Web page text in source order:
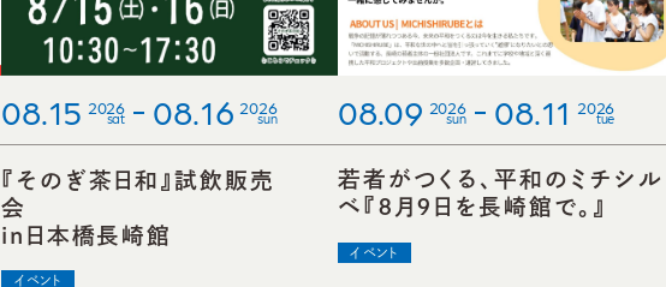
08.15 2026
sat 08.16 2026
sun
『そのぎ茶日和』試飲販売
会
in日本橋長崎館
イベント
08.09 2026
sun 08.11 2026
tue
若者がつくる、平和のミチシル
ベ『８月９日を長崎館で。』
イベント